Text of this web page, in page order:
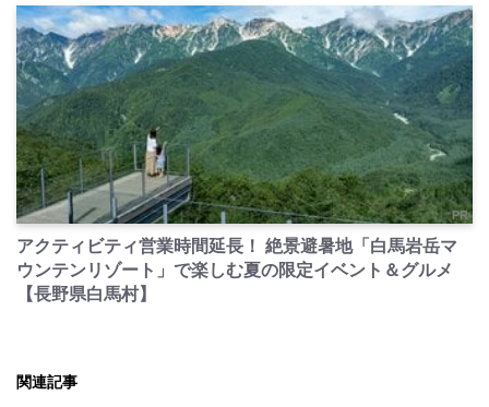
PR
アクティビティ営業時間延長！ 絶景避暑地「白馬岩岳マ
ウンテンリゾート」で楽しむ夏の限定イベント＆グルメ
【長野県白馬村】
関連記事